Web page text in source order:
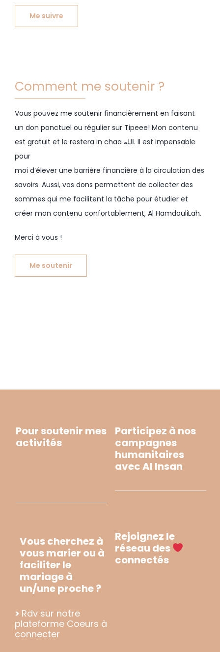
Me suivre
Comment me soutenir ?
Vous pouvez me soutenir financièrement en faisant
un don ponctuel ou régulier sur Tipeee! Mon contenu
est gratuit et le restera in chaa الله. Il est impensable
pour
moi d’élever une barrière financière à la circulation des
savoirs. Aussi, vos dons permettent de collecter des
sommes qui me facilitent la tâche pour étudier et
créer mon contenu confortablement, Al HamdouliLah.
Merci à vous !
Me soutenir
Participez à nos
campagnes
humanitaires
avec Al Insan
Rejoignez le
réseau des
connectés
Pour soutenir mes
activités
Vous cherchez à
vous marier ou à
faciliter le
mariage à
un/une proche ?
> Rdv sur notre
plateforme Coeurs à
connecter